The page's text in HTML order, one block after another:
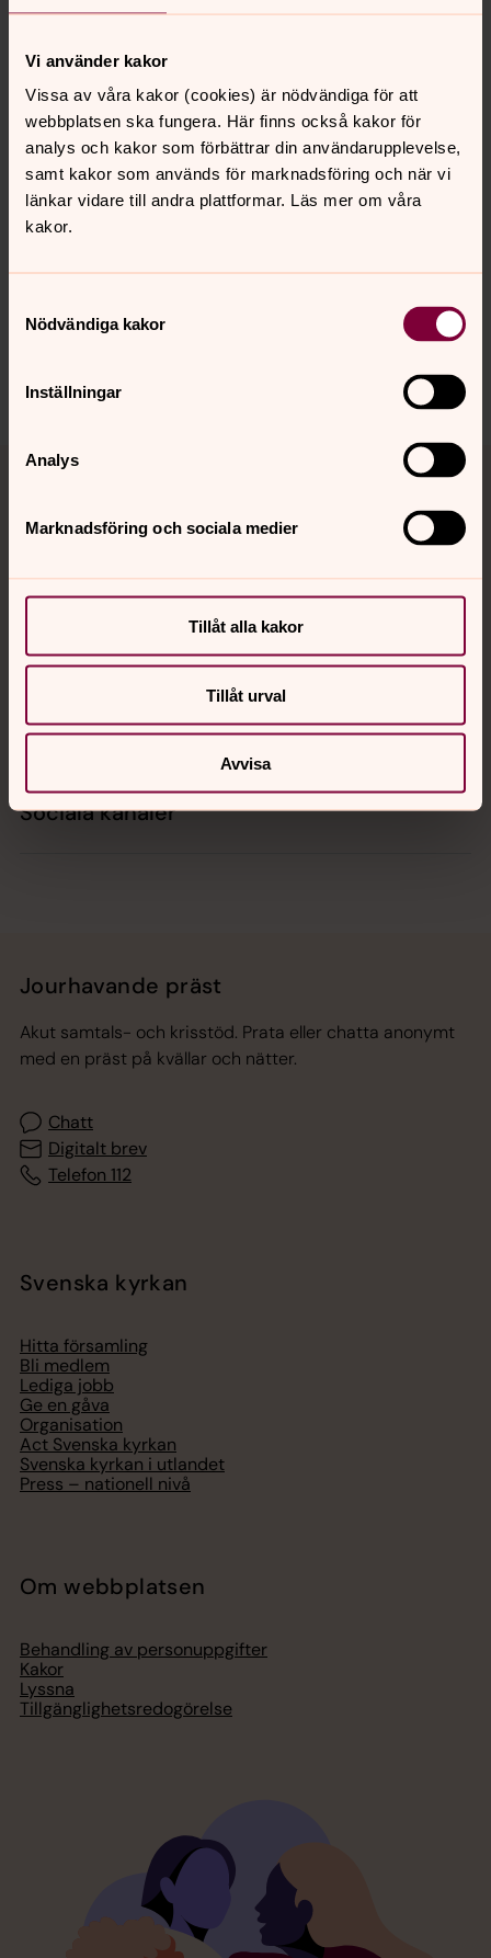
Vi använder kakor
Vissa av våra kakor (cookies) är nödvändiga för att
webbplatsen ska fungera. Här finns också kakor för
analys och kakor som förbättrar din användarupplevelse,
samt kakor som används för marknadsföring och när vi
länkar vidare till andra plattformar. Läs mer om våra
kakor.
Nödvändiga kakor
Inställningar
Analys
Marknadsföring och sociala medier
Tillåt alla kakor
Tillåt urval
Avvisa
Se videon på Streamio i stället.
Ändra inställningar
innehåll?
Dela
Tillbaka till toppen
Tillbaka till innehållet
Kalender
Hitta snabbt
Sociala kanaler
Jourhavande präst
Akut samtals- och krisstöd. Prata eller chatta anonymt
med en präst på kvällar och nätter.
Chatt
Digitalt brev
Telefon 112
Svenska kyrkan
Hitta församling
Bli medlem
Lediga jobb
Ge en gåva
Organisation
Act Svenska kyrkan
Svenska kyrkan i utlandet
Press – nationell nivå
Om webbplatsen
Behandling av personuppgifter
Kakor
Lyssna
Tillgänglighetsredogörelse